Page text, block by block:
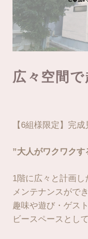
広々空間
【6組様限定】完
”大人がワクワク
1階に広々と計画
メンテナンスがで
趣味や遊び・ゲス
ビースペースとし